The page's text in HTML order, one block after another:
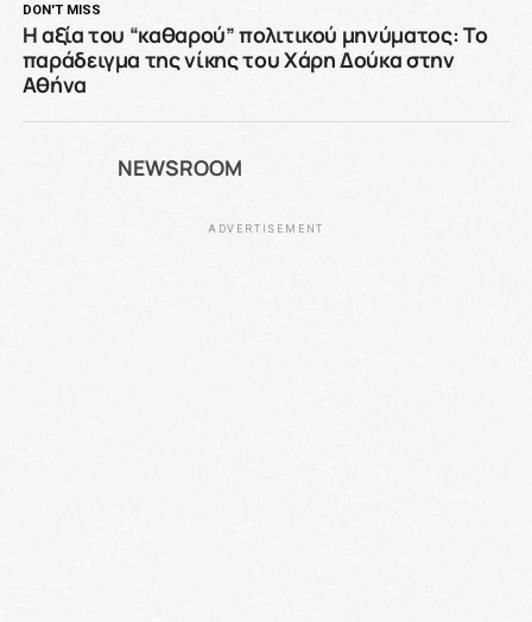
DON'T MISS
Η αξία του “καθαρού” πολιτικού μηνύματος: Το
παράδειγμα της νίκης του Χάρη Δούκα στην
Αθήνα
NEWSROOM
ADVERTISEMENT